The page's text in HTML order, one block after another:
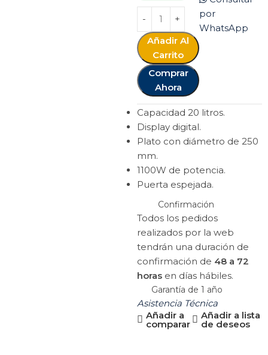
Añadir Al
Carrito
Comprar
Ahora
por
WhatsApp
Capacidad 20 litros.
Display digital.
Plato con diámetro de 250
mm.
1100W de potencia.
Puerta espejada.
Confirmación
Todos los pedidos
realizados por la web
tendrán una duración de
confirmación de 48 a 72
horasen días hábiles.
Garantía de 1 año
Asistencia Técnica
Añadir a
comparar
Añadir a lista
de deseos